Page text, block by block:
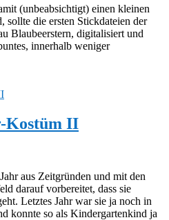
(unbeabsichtigt) einen kleinen
sollte die ersten Stickdateien der
Blaubeerstern, digitalisiert und
innerhalb weniger
Kostüm II
aus Zeitgründen und mit den
darauf vorbereitet, dass sie
Letztes Jahr war sie ja noch in
konnte so als Kindergartenkind ja